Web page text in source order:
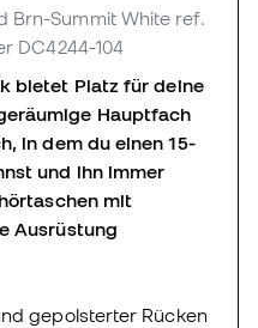
Brn-Summit White ref.
DC4244-104
bietet Platz für deine
Hauptfach
in dem du einen 15-
und ihn immer
mit
Ausrüstung
gepolsterter Rücken